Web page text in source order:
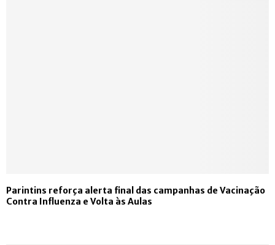
Parintins reforça alerta final das campanhas de Vacinação
Contra Influenza e Volta às Aulas